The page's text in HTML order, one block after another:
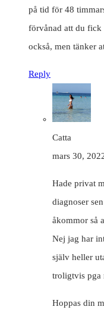
på tid för 48
förvånad att du fick
också, men tänker
Reply
Catta
mars 30,
Hade privat
diagnoser
åkommor så
Nej jag har
själv heller
troligtvis pga
Hoppas din